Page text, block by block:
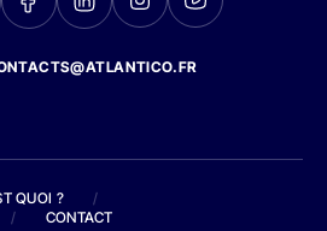
QUOI ?
/
/ CONTACT